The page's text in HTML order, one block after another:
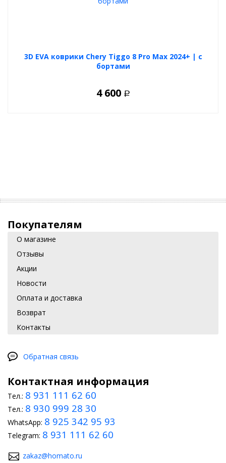
3D EVA коврики Chery Tiggo 8 Pro Max 2024+ | с
бортами
4 600 Р
Покупателям
О магазине
Отзывы
Акции
Новости
Оплата и доставка
Возврат
Контакты
Обратная связь
Контактная информация
Тел.: 8 931 111 62 60
Тел.: 8 930 999 28 30
WhatsApp: 8 925 342 95 93
Telegram: 8 931 111 62 60
zakaz@homato.ru